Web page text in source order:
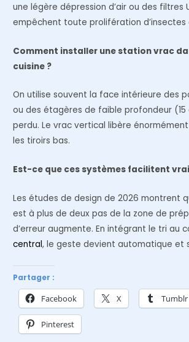
une légère dépression d’air ou des filtres
empêchent toute prolifération
Comment installer une station vrac
cuisine ?
On utilise souvent la face intérieure des
ou des étagères de faible profondeur (15
perdu. Le vrac vertical libère énormément
les tiroirs bas.
Est-ce que ces systèmes facilitent
Les études de design de 2026 montrent
est à plus de deux pas de la zone de
d’erreur augmente. En intégrant le tri au
central, le geste devient automatique et
Partager :
Facebook X Tumblr
Pinterest